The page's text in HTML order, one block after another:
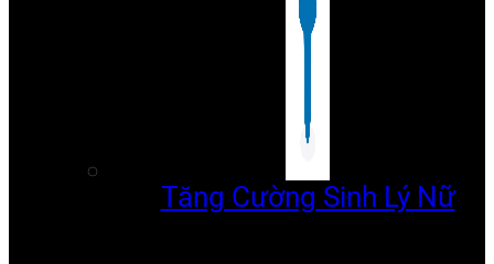
Tăng Cường Sinh Lý Nữ